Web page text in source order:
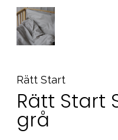
Rätt Start
Rätt Start
grå
Sol och bad
Kontakta oss